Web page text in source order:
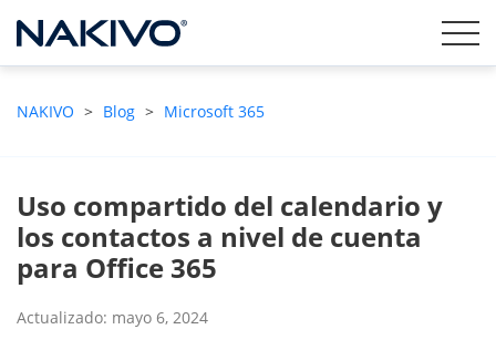
NAKIVO > Blog > Microsoft 365
Uso compartido del calendario y
los contactos a nivel de cuenta
para Office 365
Actualizado: mayo 6, 2024